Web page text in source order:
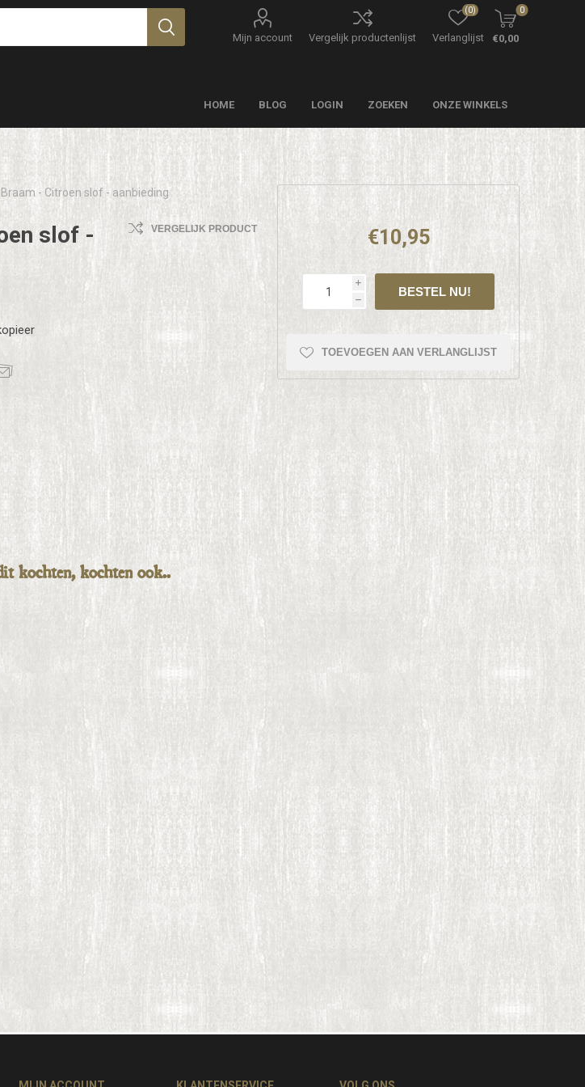
Mijn account Vergelijk productenlijst Verlanglijst
(0) 0
€0,00
HOME BLOG LOGIN ZOEKEN ONZE WINKELS
Braam - Citroen slof - aanbieding
slof -
VERGELIJK PRODUCT €10,95
i
h
TOEVOEGEN AAN VERLANGLIJST
kochten, kochten ook..